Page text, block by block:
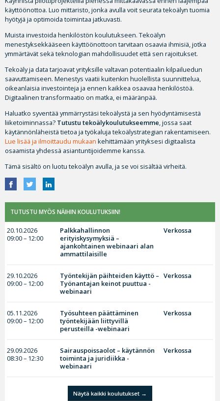
käyttöönottoa. Luo mittaristo, jonka avulla voit seurata tekoälyn tuomia
hyötyjä ja optimoida toimintaa jatkuvasti.
Muista investoida henkilöstön koulutukseen. Tekoälyn
menestyksekkääseen käyttöönottoon tarvitaan osaavia ihmisiä, jotka
ymmärtävät sekä teknologian mahdollisuudet että sen rajoitukset.
Tekoäly ja data tarjoavat yrityksille valtavan potentiaalin kilpailuedun
saavuttamiseen. Menestys vaatii kuitenkin huolellista suunnittelua,
oikeanlaisia investointeja ja ennen kaikkea osaavaa henkilöstöä.
Digitaalinen transformaatio on matka, ei määränpää.
Haluatko syventää ymmärrystäsi tekoälystä ja sen hyödyntämisestä
liiketoiminnassa? Tutustu tekoälykoulutukseemme, jossa saat
käytännönläheistä tietoa ja työkaluja tekoälystrategian rakentamiseen.
Lue lisää ja ilmoittaudu mukaan kehittämään yrityksesi digitaalista
osaamista yhdessä asiantuntijoidemme kanssa.
Tämä sisältö on luotu tekoälyn avulla, ja se voi sisältää virheitä.
TUTUSTU MYÖS NÄIHIN KOULUTUKSIIN!
20.10.2026
09:00 – 12:00
Palkkahallinnon
erityiskysymyksiä –
ajankohtainen webinaari alan
ammattilaisille
Verkossa
29.10.2026
09:00 – 12:00
Työntekijän päihteiden käyttö –
Työnantajan keinot puuttua -
webinaari
Verkossa
05.11.2026
09:00 – 12:00
Työsuhteen päättäminen
työntekijään liittyvillä
perusteilla -webinaari
Verkossa
29.09.2026
08:30 – 12:30
Sairauspoissaolot – käytännön
toiminta ja juridiikka -
webinaari
Verkossa
Näytä kaikki koulutukset